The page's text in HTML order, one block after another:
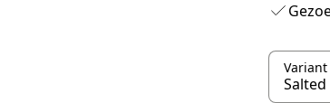
Variant